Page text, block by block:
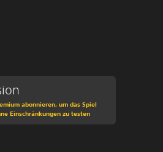
abonnieren, um das Spiel
Einschränkungen zu testen